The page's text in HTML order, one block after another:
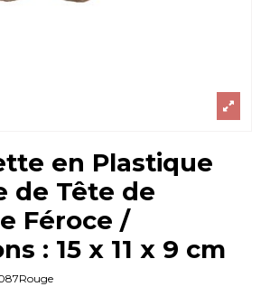
en Plastique
de Tête de
Féroce /
: 15 x 11 x 9 cm